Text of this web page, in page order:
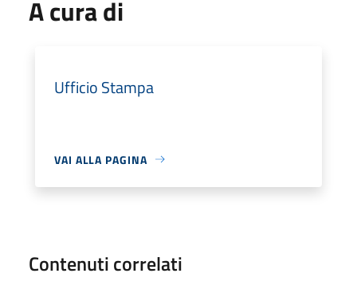
A cura di
Ufficio Stampa
VAI ALLA PAGINA
Contenuti correlati